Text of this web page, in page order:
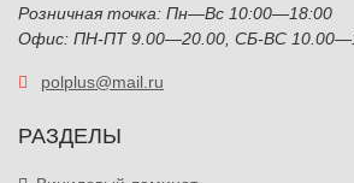
Розничная точка: Пн—Вс 10:00—18:00
Офис: ПН-ПТ 9.00—20.00, СБ-ВС
polplus@mail.ru
РАЗДЕЛЫ